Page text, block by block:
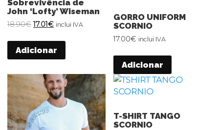
Sobrevivência de
John ‘Lofty’ Wiseman
18.90€ 17.01€ inclui IVA
Adicionar
GORRO UNIFORM
SCORNIO
17.00€ inclui IVA
Adicionar
T-SHIRT TANGO
SCORNIO